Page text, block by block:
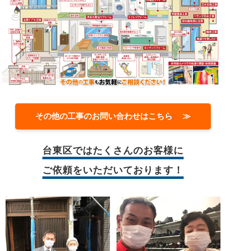
その他の工事のお問い合わせはこちら ≫
台東区ではたくさんのお客様に
ご依頼をいただいております！